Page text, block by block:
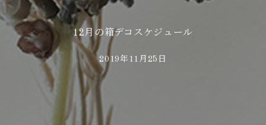
12月の箱デコスケジュール
2019年11月25日